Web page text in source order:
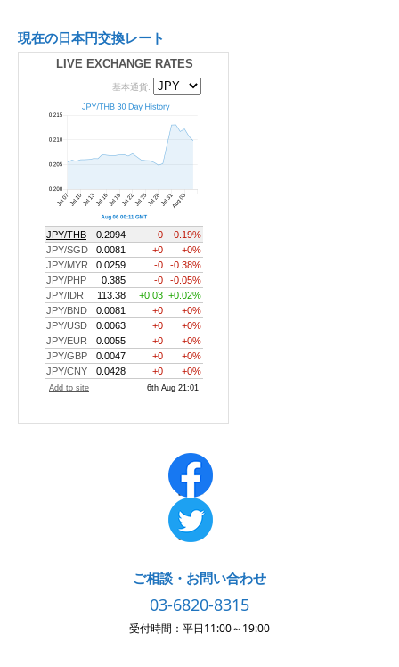
現在の日本円交換レート
LIVE EXCHANGE RATES
ご相談・お問い合わせ
03-6820-8315
受付時間：平日11:00～19:00